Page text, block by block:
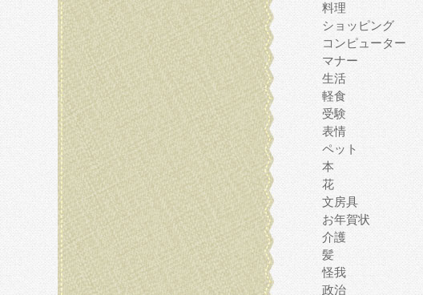
料理
ショッピング
コンピューター
マナー
生活
軽食
受験
表情
ペット
本
花
文房具
お年賀状
介護
髪
怪我
政治